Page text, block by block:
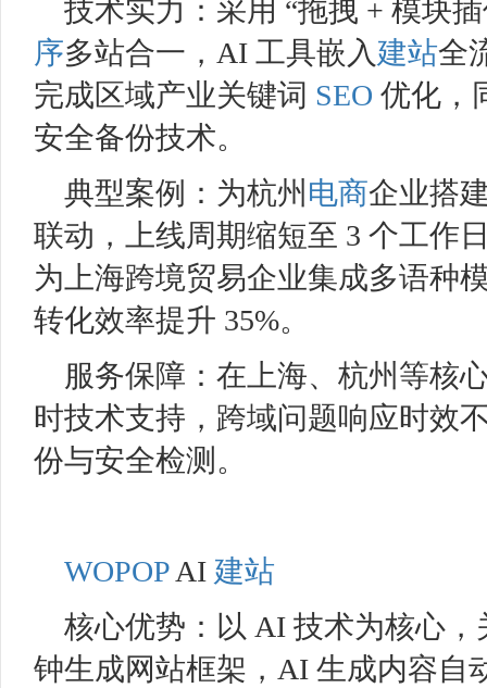
技术实力：采用 “拖拽 + 模块
序多站合一，AI 工具嵌入建站全
完成区域产业关键词 SEO 优化，
安全备份技术。
典型案例：为杭州 电商企业搭
联动，上线周期缩短至 3 个工作
为上海跨境贸易企业集成多语种
转化效率提升 35%。
服务保障：在上海、杭州等核
时技术支持，跨域问题响应时效
份与安全检测。
WOPOP AI 建站
核心优势：以 AI 技术为核心，
钟生成网站框架，AI 生成内容自